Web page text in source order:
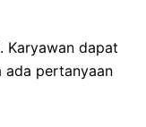
Karyawan dapat
ada pertanyaan